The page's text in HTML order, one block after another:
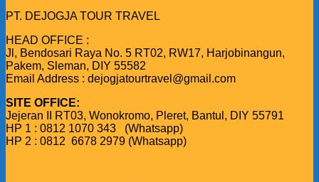
PT. DEJOGJA TOUR TRAVEL
HEAD OFFICE :
Jl, Bendosari Raya No. 5 RT02, RW17, Harjobinangun,
Pakem, Sleman, DIY 55582
Email Address : dejogjatourtravel@gmail.com
SITE OFFICE:
Jejeran II RT03, Wonokromo, Pleret, Bantul, DIY 55791
HP 1 : 0812 1070 343 (Whatsapp)
HP 2 : 0812 6678 2979 (Whatsapp)